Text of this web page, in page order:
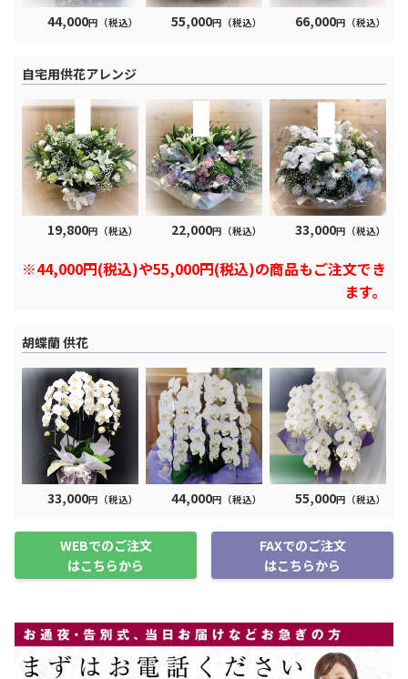
44,000円（税込） 55,000円（税込） 66,000円（税込）
自宅用供花アレンジ
19,800円（税込） 22,000円（税込） 33,000円（税込）
※44,000円(税込)や55,000円(税込)の商品もご注文でき
ます。
胡蝶蘭 供花
33,000円（税込） 44,000円（税込） 55,000円（税込）
WEBでのご注文
はこちらから
FAXでのご注文
はこちらから